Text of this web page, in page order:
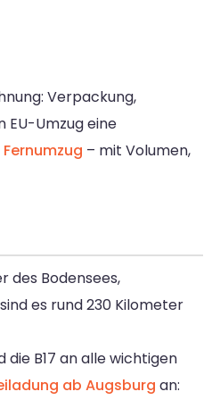
Verpackung,
Umzug eine
Fernumzug – mit Volumen,
des Bodensees,
es rund 230 Kilometer
B17 an alle wichtigen
ab Augsburg an: